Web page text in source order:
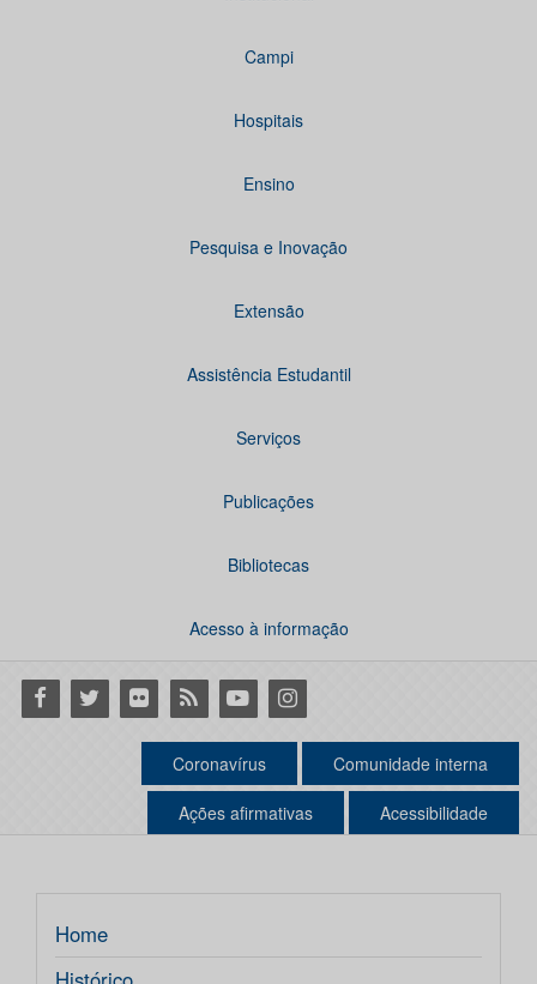
Campi
Hospitais
Ensino
Pesquisa e Inovação
Extensão
Assistência Estudantil
Serviços
Publicações
Bibliotecas
Acesso à informação
Facebook
Twitter Flickr RSS YoutubeInstagram
Coronavírus Comunidade interna
Ações afirmativas Acessibilidade
Home